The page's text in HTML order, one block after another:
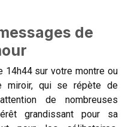
de
14h44 sur votre montre ou
miroir, qui se répète de
de nombreuses
grandissant pour sa